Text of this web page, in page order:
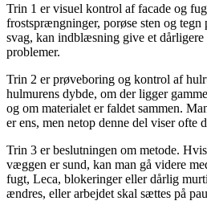
Trin 1 er visuel kontrol af facade og
frostsprængninger, porøse sten og
svag, kan indblæsning give et
problemer.
Trin 2 er prøveboring og kontrol af
hulmurens dybde, om der ligger
og om materialet er faldet sammen.
er ens, men netop denne del viser ofte
Trin 3 er beslutningen om metode.
væggen er sund, kan man gå videre
fugt, Leca, blokeringer eller dårlig
ændres, eller arbejdet skal sættes på